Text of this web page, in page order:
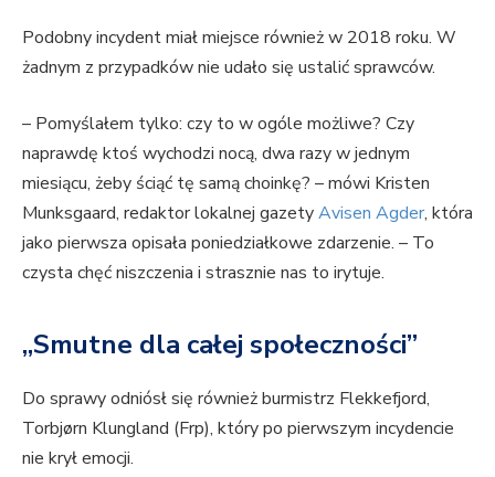
Podobny incydent miał miejsce również w 2018 roku. W
żadnym z przypadków nie udało się ustalić sprawców.
– Pomyślałem tylko: czy to w ogóle możliwe? Czy
naprawdę ktoś wychodzi nocą, dwa razy w jednym
miesiącu, żeby ściąć tę samą choinkę? – mówi Kristen
Munksgaard, redaktor lokalnej gazetyAvisen Agder, która
jako pierwsza opisała poniedziałkowe zdarzenie. – To
czysta chęć niszczenia i strasznie nas to irytuje.
„Smutne dla całej społeczności”
Do sprawy odniósł się również burmistrz Flekkefjord,
Torbjørn Klungland (Frp), który po pierwszym incydencie
nie krył emocji.